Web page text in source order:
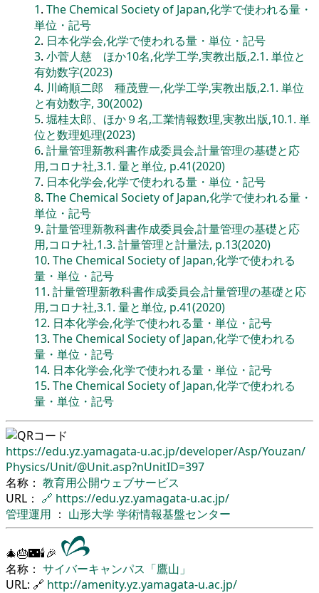
1. The Chemical Society of Japan,化学で使われる量・
単位・記号
2. 日本化学会,化学で使われる量・単位・記号
3. 小菅人慈 ほか10名,化学工学,実教出版,2.1. 単位と
有効数字(2023)
4. 川崎順二郎 種茂豊一,化学工学,実教出版,2.1. 単位
と有効数字, 30(2002)
5. 堀桂太郎、ほか９名,工業情報数理,実教出版,10.1. 単
位と数理処理(2023)
6. 計量管理新教科書作成委員会,計量管理の基礎と応
用,コロナ社,3.1. 量と単位, p.41(2020)
7. 日本化学会,化学で使われる量・単位・記号
8. The Chemical Society of Japan,化学で使われる量・
単位・記号
9. 計量管理新教科書作成委員会,計量管理の基礎と応
用,コロナ社,1.3. 計量管理と計量法, p.13(2020)
10. The Chemical Society of Japan,化学で使われる
量・単位・記号
11. 計量管理新教科書作成委員会,計量管理の基礎と応
用,コロナ社,3.1. 量と単位, p.41(2020)
12. 日本化学会,化学で使われる量・単位・記号
13. The Chemical Society of Japan,化学で使われる
量・単位・記号
14. 日本化学会,化学で使われる量・単位・記号
15. The Chemical Society of Japan,化学で使われる
量・単位・記号
https://edu.yz.yamagata-u.ac.jp/developer/Asp/Youzan/
Physics/Unit/@Unit.asp?nUnitID=397
名称： 教育用公開ウェブサービス
URL： 🔗 https://edu.yz.yamagata-u.ac.jp/
管理運用 ： 山形大学 学術情報基盤センター
🎄🎂🌃🕯🎉
名称： サイバーキャンパス「鷹山」
URL: 🔗 http://amenity.yz.yamagata-u.ac.jp/